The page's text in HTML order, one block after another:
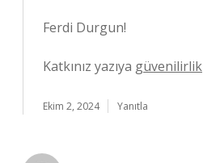
Ferdi Durgun!
Katkınız yazıya güvenilirlik
Ekim 2, 2024 Yanıtla